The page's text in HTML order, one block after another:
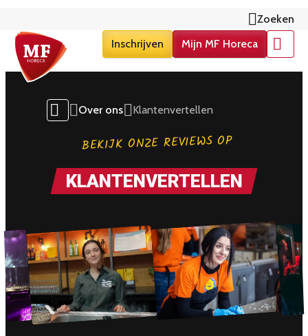
Zoeken
Inschrijven
Mijn MF Horeca
Over ons Klantenvertellen
BEKIJK ONZE REVIEWS OP
KLANTENVERTELLEN